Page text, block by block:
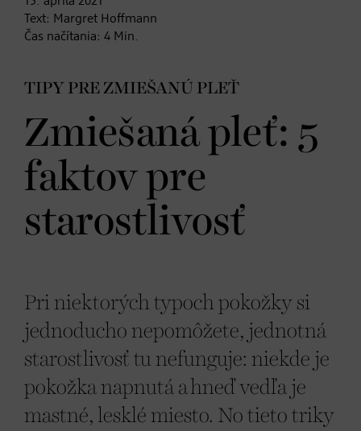
Text: Margret Hoffmann
Čas načítania: 4 Min.
TIPY PRE ZMIEŠANÚ PLEŤ
Zmiešaná pleť: 5
faktov pre
starostlivosť
Pri niektorých typoch pokožky si
jednoducho nepomôžete, jednotná
starostlivosť tu nefunguje: niekde je
pokožka napnutá a hneď vedľa je
mastné, lesklé miesto. No tieto triky